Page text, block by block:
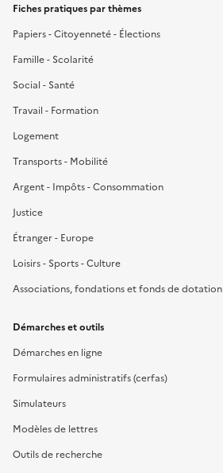
Fiches pratiques par thèmes
Papiers - Citoyenneté - Élections
Famille - Scolarité
Social - Santé
Travail - Formation
Logement
Transports - Mobilité
Argent - Impôts - Consommation
Justice
Étranger - Europe
Loisirs - Sports - Culture
Associations, fondations et fonds de dotation
Démarches et outils
Démarches en ligne
Formulaires administratifs (cerfas)
Simulateurs
Modèles de lettres
Outils de recherche